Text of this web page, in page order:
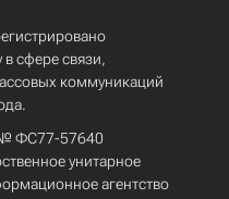
сфере связи,
коммуникаций
№ ФС77-57640
унитарное
агентство